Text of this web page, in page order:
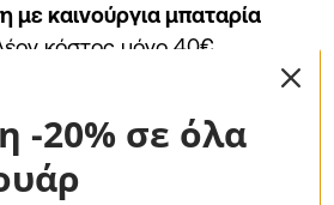
με καινούργια μπαταρία
κόστος μόνο 40€.
έλεγχο της αυτονομίας
από την πρώτη μέρα.
-20% σε όλα